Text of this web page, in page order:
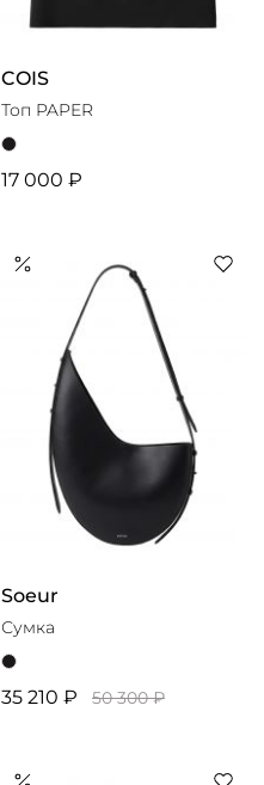
COIS
Топ PAPER
17 000 ₽
Soeur
Сумка
35 210 ₽ 50 300 ₽